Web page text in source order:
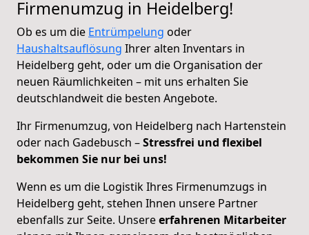
Firmenumzug in Heidelberg!
Ob es um die Entrümpelung oder
Haushaltsauflösung Ihrer alten Inventars in
Heidelberg geht, oder um die Organisation der
neuen Räumlichkeiten – mit uns erhalten Sie
deutschlandweit die besten Angebote.
Ihr Firmenumzug, von Heidelberg nach Hartenstein
oder nach Gadebusch –Stressfrei und flexibel
bekommen Sie nur bei uns!
Wenn es um die Logistik Ihres Firmenumzugs in
Heidelberg geht, stehen Ihnen unsere Partner
ebenfalls zur Seite. Unsereerfahrenen Mitarbeiter